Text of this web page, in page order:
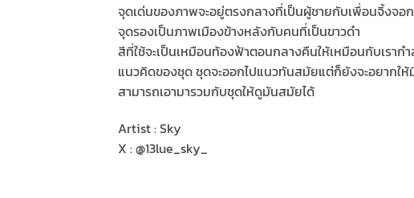
จุดเด่นของภาพจะอยู่ตรงกลางที่เป็นผู้ชายกับเพื่อนจิ้งจอก
จุดรองเป็นภาพเมืองข้างหลังกับคนที่เป็นขาวดำ
สีที่ใช้จะเป็นเหมือนท้องฟ้าตอนกลางคืนให้เหมือนกับเร
แนวคิดของชุด ชุดจะออกไปแนวทันสมัยแต่ก็ยังจะอยากให้มี
สามารถเอามารวมกับชุดให้ดูมันสมัยได้
Artist : Sky
X : @13lue_sky_